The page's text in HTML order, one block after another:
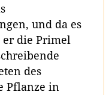
und da es
er die Primel
des
Pflanze in